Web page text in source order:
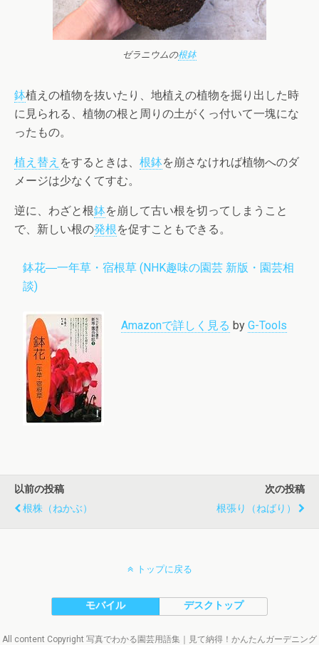
ゼラニウムの根鉢
鉢植えの植物を抜いたり、地植えの植物を掘り出した時
に見られる、植物の根と周りの土がくっ付いて一塊にな
ったもの。
植え替え をするときは、 根鉢を崩さなければ植物へのダ
メージは少なくてすむ。
逆に、わざと根鉢を崩して古い根を切ってしまうこと
で、新しい根の発根を促すこともできる。
鉢花―一年草・宿根草 (NHK趣味の園芸 新版・園芸相
談)
Amazonで詳しく見る by G-Tools
以前の投稿
根株（ねかぶ）
次の投稿
根張り（ねばり）
トップに戻る
モバイル デスクトップ
All content Copyright 写真でわかる園芸用語集｜見て納得！かんたんガーデニング